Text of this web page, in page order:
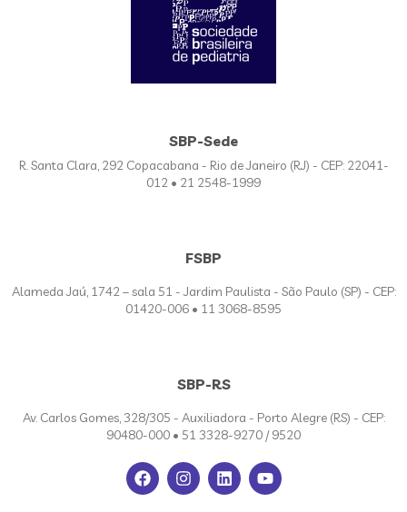
SBP-Sede
R. Santa Clara, 292 Copacabana - Rio de Janeiro (RJ) - CEP: 22041-
012 • 21 2548-1999
FSBP
Alameda Jaú, 1742 – sala 51 - Jardim Paulista - São Paulo (SP) - CEP:
01420-006 • 11 3068-8595
SBP-RS
Av. Carlos Gomes, 328/305 - Auxiliadora - Porto Alegre (RS) - CEP:
90480-000 • 51 3328-9270 / 9520